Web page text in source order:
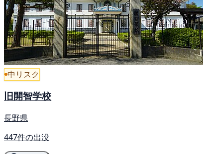
中リスク
旧開智学校
長野県
447件の出没